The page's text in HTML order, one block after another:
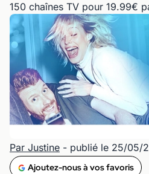
150 chaînes TV pour 19.99€
Par Justine - publié le 25/05/
Ajoutez-nous à vos favoris